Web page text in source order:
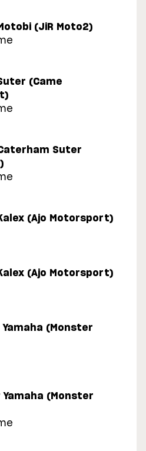
(JiR Moto2)
(Came
Suter
(Ajo Motorsport)
(Ajo Motorsport)
Yamaha (Monster
Yamaha (Monster